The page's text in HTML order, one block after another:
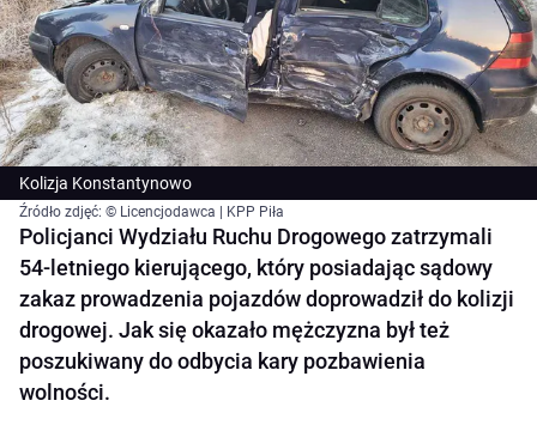
Kolizja Konstantynowo
Źródło zdjęć: © Licencjodawca | KPP Piła
Policjanci Wydziału Ruchu Drogowego zatrzymali
54-letniego kierującego, który posiadając sądowy
zakaz prowadzenia pojazdów doprowadził do kolizji
drogowej. Jak się okazało mężczyzna był też
poszukiwany do odbycia kary pozbawienia
wolności.